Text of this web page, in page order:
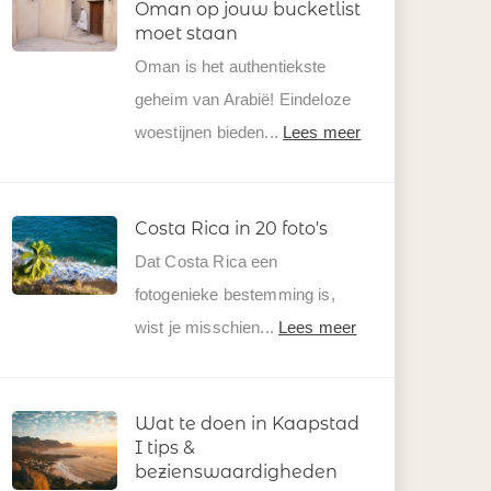
Oman op jouw bucketlist
moet staan
Oman is het authentiekste
geheim van Arabië! Eindeloze
woestijnen bieden... Lees meer
Costa Rica in 20 foto's
Dat Costa Rica een
fotogenieke bestemming is,
wist je misschien... Lees meer
Wat te doen in Kaapstad
I tips &
bezienswaardigheden